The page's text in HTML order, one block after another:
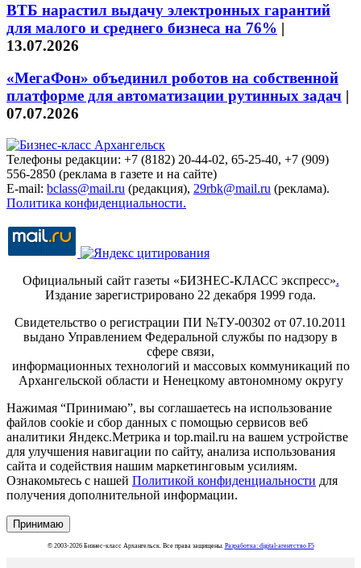
ВТБ нарастил выдачу электронных гарантий
для малого и среднего бизнеса на 76% |
13.07.2026
«МегаФон» объединил роботов на собственной
платформе для автоматизации рутинных задач |
07.07.2026
Телефоны редакции: +7 (8182) 20-44-02, 65-25-40, +7 (909)
556-2850 (реклама в газете и на сайте)
E-mail: bclass@mail.ru (редакция), 29rbk@mail.ru (реклама).
Политика конфиденциальности.
Официальный сайт газеты «БИЗНЕС-КЛАСС экспресс».
Издание зарегистрировано 22 декабря 1999 года.
Свидетельство о регистрации ПИ №ТУ-00302 от 07.10.2011
выдано Управлением Федеральной службы по надзору в
сфере связи,
информационных технологий и массовых коммуникаций по
Архангельской области и Ненецкому автономному округу
Нажимая “Принимаю”, вы соглашаетесь на использование
файлов cookie и сбор данных с помощью сервисов веб
аналитики Яндекс.Метрика и top.mail.ru на вашем устройстве
для улучшения навигации по сайту, анализа использования
сайта и содействия нашим маркетинговым усилиям.
Ознакомьтесь с нашей Политикой конфиденциальности для
получения дополнительной информации.
Принимаю
© 2003-2026 Бизнес-класс Архангельск. Все права защищены. Разработка: digital-агентство F5